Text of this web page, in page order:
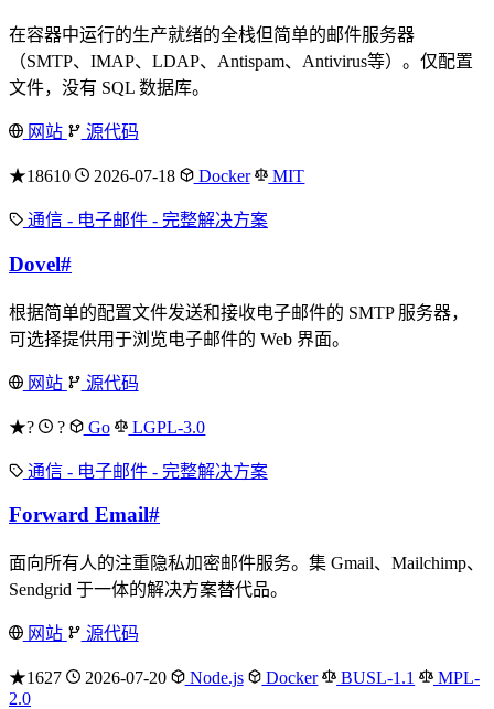
在容器中运行的生产就绪的全栈但简单的邮件服务器
（SMTP、IMAP、LDAP、Antispam、Antivirus等）。仅配置
文件，没有 SQL 数据库。
网站 源代码
★18610 2026-07-18 Docker MIT
通信 - 电子邮件 - 完整解决方案
Dovel#
根据简单的配置文件发送和接收电子邮件的 SMTP 服务器，
可选择提供用于浏览电子邮件的 Web 界面。
网站 源代码
★? ? Go LGPL-3.0
通信 - 电子邮件 - 完整解决方案
Forward Email#
面向所有人的注重隐私加密邮件服务。集 Gmail、Mailchimp、
Sendgrid 于一体的解决方案替代品。
网站 源代码
★1627 2026-07-20 Node.js Docker BUSL-1.1
MPL-
2.0